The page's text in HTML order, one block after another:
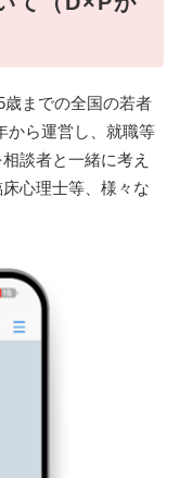
までの全国の若者
から運営し、就職等
談者と一緒に考え
心理士等、様々な